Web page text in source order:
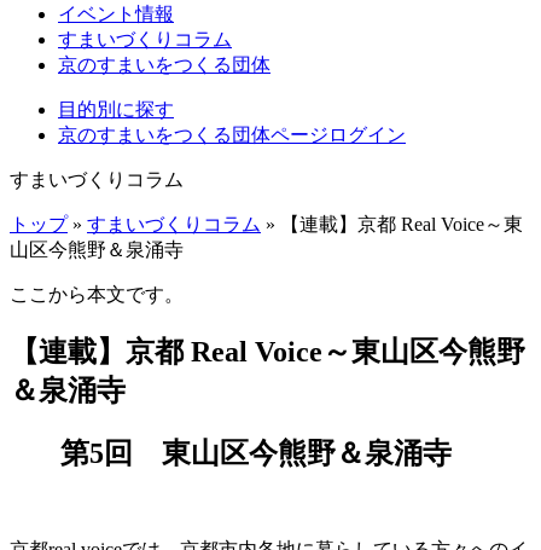
イベント情報
すまいづくりコラム
京のすまいをつくる団体
目的別に探す
京のすまいをつくる団体ページログイン
すまいづくりコラム
トップ» すまいづくりコラム » 【連載】京都 Real Voice～東
山区今熊野＆泉涌寺
ここから本文です。
【連載】京都 Real Voice～東山区今熊野
＆泉涌寺
第5回 東山区今熊野＆泉涌寺